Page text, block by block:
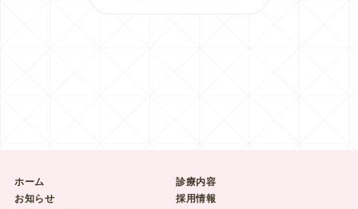
ホーム
お知らせ
診療内容
採用情報